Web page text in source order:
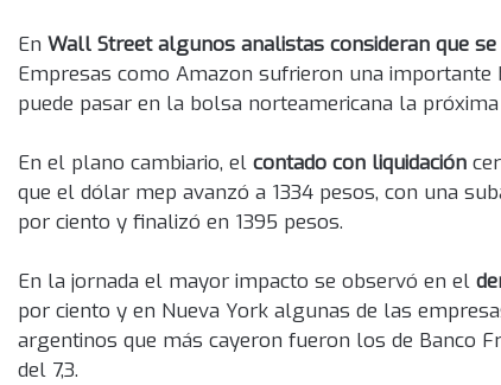
En Wall Street algunos analistas consideran que
Empresas como Amazon sufrieron una
puede pasar en la bolsa norteamericana la
En el plano cambiario, el contado con liquidación
que el dólar mep avanzó a 1334 pesos, con una
por ciento y finalizó en 1395 pesos.
En la jornada el mayor impacto se observó en el
por ciento y en Nueva York algunas de las
argentinos que más cayeron fueron los de Banco
del 7,3.